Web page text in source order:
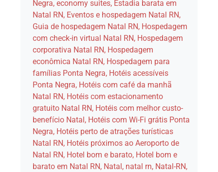
Negra, economy suites, Estadia barata em
Natal RN, Eventos e hospedagem Natal RN,
Guia de hospedagem Natal RN, Hospedagem
com check-in virtual Natal RN, Hospedagem
corporativa Natal RN, Hospedagem
econômica Natal RN, Hospedagem para
famílias Ponta Negra, Hotéis acessíveis
Ponta Negra, Hotéis com café da manhã
Natal RN, Hotéis com estacionamento
gratuito Natal RN, Hotéis com melhor custo-
benefício Natal, Hotéis com Wi-Fi grátis Ponta
Negra, Hotéis perto de atrações turísticas
Natal RN, Hotéis próximos ao Aeroporto de
Natal RN, Hotel bom e barato, Hotel bom e
barato em Natal RN, Natal, natal rn, Natal-RN,